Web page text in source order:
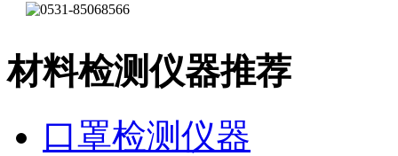
材料检测仪器推荐
口罩检测仪器